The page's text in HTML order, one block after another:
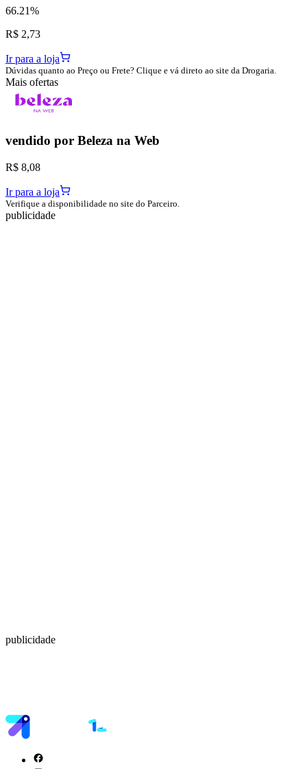
66.21%
R$ 2,73
Ir para a loja
Dúvidas quanto ao Preço ou Frete? Clique e vá direto ao site da Drogaria.
Mais ofertas
vendido por Beleza na Web
R$ 8,08
Ir para a loja
Verifique a disponibilidade no site do Parceiro.
publicidade
publicidade